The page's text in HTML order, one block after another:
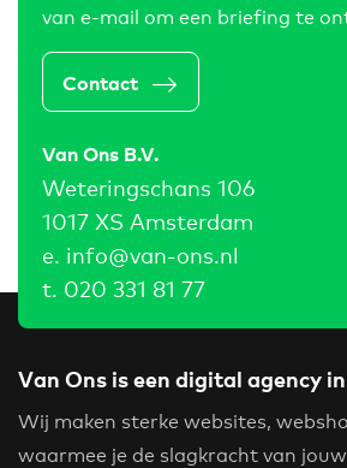
van e-mail om een briefing te
Contact
Van Ons B.V.
Weteringschans 106
1017 XS Amsterdam
e. info@van-ons.nl
t. 020 331 81 77
Van Ons is een digital agency
Wij maken sterke websites,
waarmee je de slagkracht van